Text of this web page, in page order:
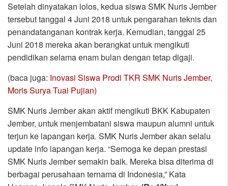
Setelah dinyatakan lolos, kedua siswa SMK Nuris Jember
tersebut tanggal 4 Juni 2018 untuk pengarahan teknis dan
penandatanganan kontrak kerja. Kemudian, tanggal 25
Juni 2018 mereka akan berangkat untuk mengikuti
pendidikan selama enam bulan dengan tetap digaji.
(baca juga: Inovasi Siswa Prodi TKR SMK Nuris Jember,
Moris Surya Tuai Pujian)
SMK Nuris Jember akan aktif mengikuti BKK Kabupaten
Jember, untuk menjembatani siswa maupun alumni untuk
terjun ke lapangan kerja. SMK Nuris Jember akan selalu
update info lapangan kerja. “Semoga ke depan prestasi
SMK Nuris Jember semakin baik. Mereka bisa diterima di
berbagai perusahaan ternama di Indonesia,” Kata